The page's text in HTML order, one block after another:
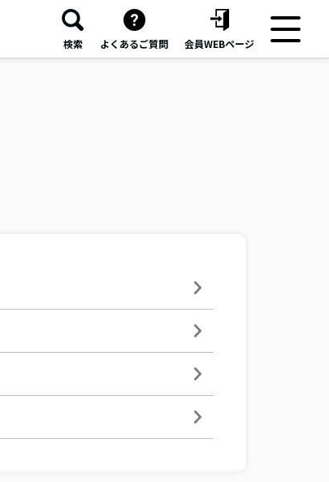
検索 よくあるご質問 会員WEBページ